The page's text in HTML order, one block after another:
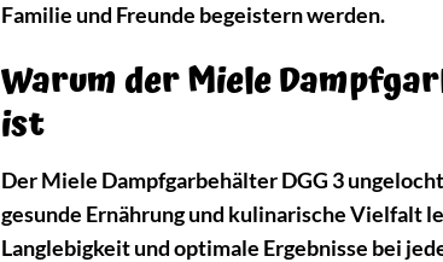
Familie und Freunde begeistern werden.
Warum der Miele
ist
Der Miele Dampfgarbehälter DGG 3
gesunde Ernährung und kulinarische Vielfalt
Langlebigkeit und optimale Ergebnisse bei